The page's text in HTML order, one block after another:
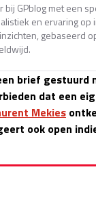
GPblog met een
en ervaring
gebaseerd
brief gestuurd
dat een
Mekies
ook open